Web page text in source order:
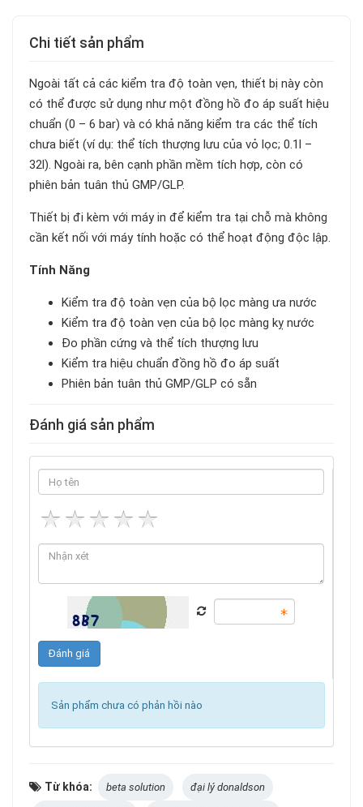
Chi tiết sản phẩm
Ngoài tất cả các kiểm tra độ toàn vẹn, thiết bị này còn
có thể được sử dụng như một đồng hồ đo áp suất hiệu
chuẩn (0 – 6 bar) và có khả năng kiểm tra các thể tích
chưa biết (ví dụ: thể tích thượng lưu của vỏ lọc; 0.1l –
32l). Ngoài ra, bên cạnh phần mềm tích hợp, còn có
phiên bản tuân thủ GMP/GLP.
Thiết bị đi kèm với máy in để kiểm tra tại chỗ mà không
cần kết nối với máy tính hoặc có thể hoạt động độc lập.
Tính Năng
Kiểm tra độ toàn vẹn của bộ lọc màng ưa nước
Kiểm tra độ toàn vẹn của bộ lọc màng kỵ nước
Đo phần cứng và thể tích thượng lưu
Kiểm tra hiệu chuẩn đồng hồ đo áp suất
Phiên bản tuân thủ GMP/GLP có sẵn
Đánh giá sản phẩm
Sản phẩm chưa có phản hồi nào
Từ khóa: beta solution đại lý donaldson